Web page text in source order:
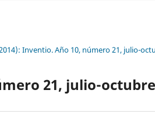
Inventio. Año 10, número 21, julio-
21, julio-octubre